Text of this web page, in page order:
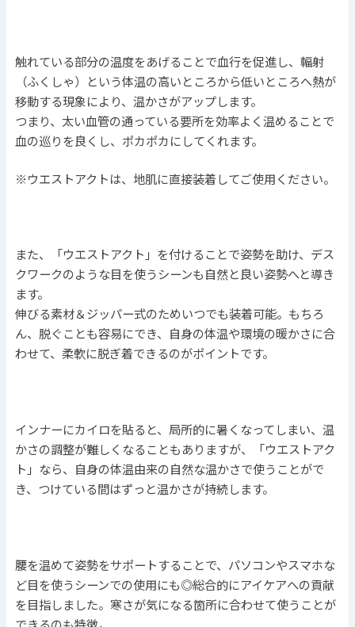
触れている部分の温度をあげることで血行を促進し、輻射
（ふくしゃ）という体温の高いところから低いところへ熱が
移動する現象により、温かさがアップします。
つまり、太い血管の通っている要所を効率よく温めることで
血の巡りを良くし、ポカポカにしてくれます。
※ウエストアクトは、地肌に直接装着してご使用ください。
また、「ウエストアクト」を付けることで姿勢を助け、デス
クワークのような目を使うシーンも自然と良い姿勢へと導き
ます。
伸びる素材＆ジッパー式のためいつでも装着可能。もちろ
ん、脱ぐことも容易にでき、自身の体温や環境の暖かさに合
わせて、柔軟に脱ぎ着できるのがポイントです。
インナーにカイロを貼ると、局所的に暑くなってしまい、温
かさの調整が難しくなることもありますが、「ウエストアク
ト」なら、自身の体温由来の自然な温かさで使うことがで
き、つけている間はずっと温かさが持続します。
腰を温めて姿勢をサポートすることで、パソコンやスマホな
ど目を使うシーンでの使用にも◎総合的にアイケアへの貢献
を目指しました。寒さが気になる箇所に合わせて使うことが